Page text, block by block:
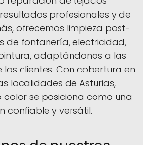
profesionales y de
ofrecemos limpieza post-
de fontanería, electricidad,
adaptándonos a las
los clientes. Con cobertura en
localidades de Asturias,
color se posiciona como una
confiable y versátil.